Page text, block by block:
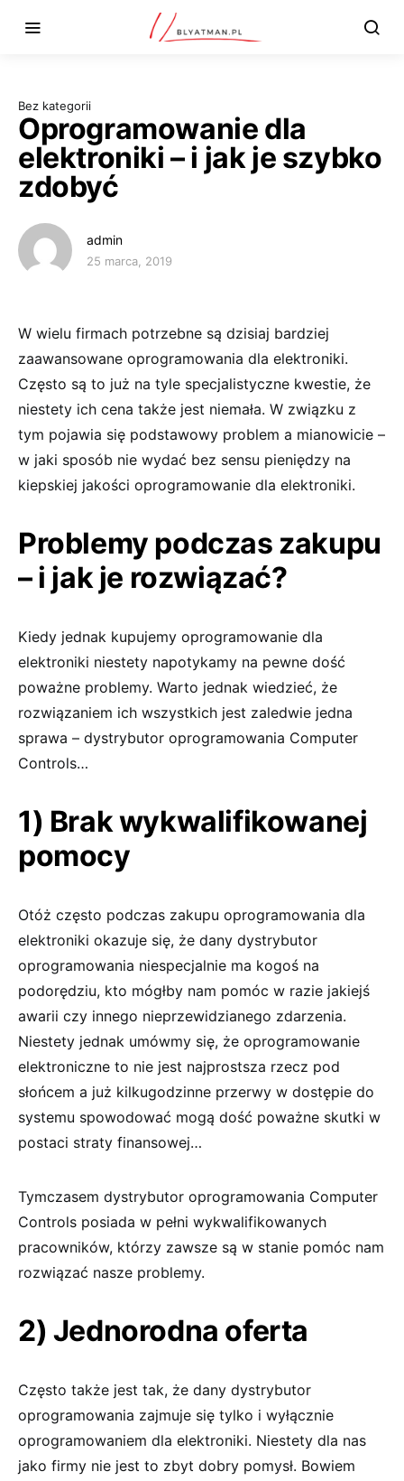
Bez kategorii
Oprogramowanie dla
elektroniki – i jak je szybko
zdobyć
admin
25 marca, 2019
W wielu firmach potrzebne są dzisiaj bardziej
zaawansowane oprogramowania dla elektroniki.
Często są to już na tyle specjalistyczne kwestie, że
niestety ich cena także jest niemała. W związku z
tym pojawia się podstawowy problem a mianowicie –
w jaki sposób nie wydać bez sensu pieniędzy na
kiepskiej jakości oprogramowanie dla elektroniki.
Problemy podczas zakupu
– i jak je rozwiązać?
Kiedy jednak kupujemy oprogramowanie dla
elektroniki niestety napotykamy na pewne dość
poważne problemy. Warto jednak wiedzieć, że
rozwiązaniem ich wszystkich jest zaledwie jedna
sprawa – dystrybutor oprogramowania Computer
Controls…
1) Brak wykwalifikowanej
pomocy
Otóż często podczas zakupu oprogramowania dla
elektroniki okazuje się, że dany dystrybutor
oprogramowania niespecjalnie ma kogoś na
podorędziu, kto mógłby nam pomóc w razie jakiejś
awarii czy innego nieprzewidzianego zdarzenia.
Niestety jednak umówmy się, że oprogramowanie
elektroniczne to nie jest najprostsza rzecz pod
słońcem a już kilkugodzinne przerwy w dostępie do
systemu spowodować mogą dość poważne skutki w
postaci straty finansowej…
Tymczasem dystrybutor oprogramowania Computer
Controls posiada w pełni wykwalifikowanych
pracowników, którzy zawsze są w stanie pomóc nam
rozwiązać nasze problemy.
2) Jednorodna oferta
Często także jest tak, że dany dystrybutor
oprogramowania zajmuje się tylko i wyłącznie
oprogramowaniem dla elektroniki. Niestety dla nas
jako firmy nie jest to zbyt dobry pomysł. Bowiem